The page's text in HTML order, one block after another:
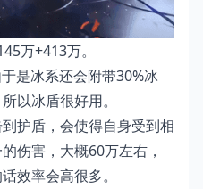
万+413万。
是冰系还会附带30%冰
以冰盾很好用。
护盾，会使得自身受到相
伤害，大概60万左右，
效率会高很多。